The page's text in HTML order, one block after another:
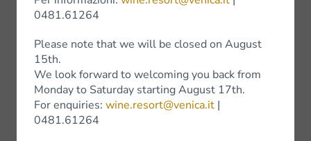
Vini Rossi
Wine Experience
0481.61264
Please note that we will be closed on August
15th.
We look forward to welcoming you back from
Monday to Saturday starting August 17th.
For enquiries: wine.resort@venica.it |
0481.61264